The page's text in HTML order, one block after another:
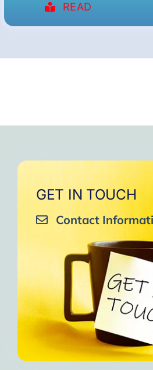
READ
GET IN TOUCH
Contact